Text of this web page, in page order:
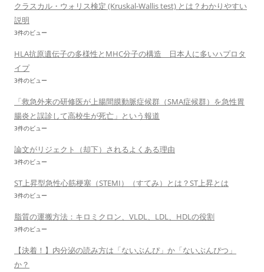
クラスカル・ウォリス検定 (Kruskal-Wallis test) とは？わかりやすい
説明
3件のビュー
HLA抗原遺伝子の多様性とMHC分子の構造 日本人に多いハプロタ
イプ
3件のビュー
「救急外来の研修医が上腸間膜動脈症候群（SMA症候群）を急性胃
腸炎と誤診して高校生が死亡」という報道
3件のビュー
論文がリジェクト（却下）されるよくある理由
3件のビュー
ST上昇型急性心筋梗塞（STEMI）（すてみ）とは？ST上昇とは
3件のビュー
脂質の運搬方法：キロミクロン、VLDL、LDL、HDLの役割
3件のビュー
【決着！】内分泌の読み方は「ないぶんぴ」か「ないぶんぴつ」
か？